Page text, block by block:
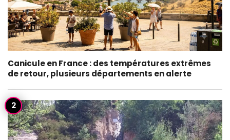
Canicule en France : des températures extrêmes
de retour, plusieurs départements en alerte